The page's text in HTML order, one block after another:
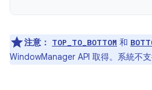
注意： TOP_TO_BOTTOM 和
WindowManager API 取得。系統不支